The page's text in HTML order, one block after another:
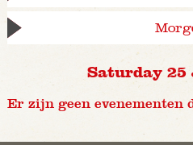
Saturday 25
Er zijn geen evenementen